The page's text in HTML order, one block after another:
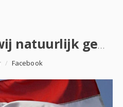
Vanavond zijn wij natuurlijk gewoon geopend!
/ Facebook